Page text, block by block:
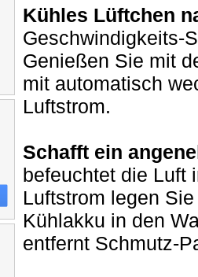
Kühles Lüftchen
Geschwindigkeits-
Genießen Sie mit
mit automatisch
Luftstrom.
Schafft ein
befeuchtet die Luft
Luftstrom legen
Kühlakku in den
entfernt Schmutz-